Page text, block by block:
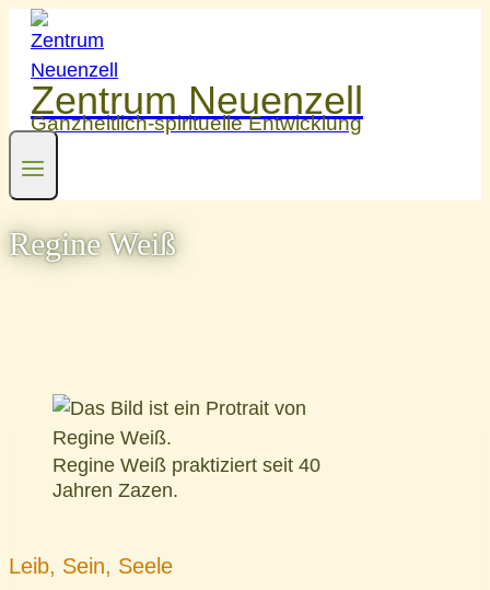
Zum
Inhalt
springen
Zentrum Neuenzell
Ganzheitlich-spirituelle Entwicklung
Regine Weiß
Regine Weiß praktiziert seit 40
Jahren Zazen.
Leib, Sein, Seele